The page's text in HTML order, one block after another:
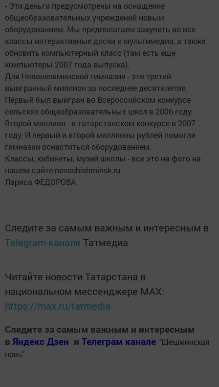
- Эти деньги предусмотрены на оснащение
общеобразовательных учреждений новым
оборудованием. Мы предполагаем закупить во все
классы интерактивные доски и мультимедиа, а также
обновить компьютерный класс (там есть еще
компьютеры 2007 года выпуска).
Для Новошешминской гимназии - это третий
выигранный миллион за последнее десятилетие.
Первый был выигран во Всероссийском конкурсе
сельских общеобразовательных школ в 2006 году.
Второй миллион - в татарстанском конкурсе в 2007
году. И первый и второй миллионы рублей помогли
гимназии оснаститься оборудованием.
Классы, кабинеты, музей школы - все это на фото на
нашем сайте novoshishminsk.ru.
Лариса ФЕДОРОВА
Следите за самым важным и интересным в
Telegram-канале Татмедиа
Читайте новости Татарстана в
национальном мессенджере MАХ:
https://max.ru/tatmedia
Следите за самым важным и интересным
в Яндекс Дзен и Телеграм канале " Шешминская
новь"